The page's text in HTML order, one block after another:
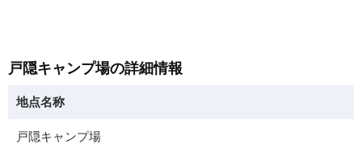
戸隠キャンプ場の詳細情報
地点名称
戸隠キャンプ場